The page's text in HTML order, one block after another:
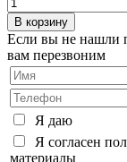
Если вы не нашли
вам перезвоним
Я даю
Я согласен
материалы